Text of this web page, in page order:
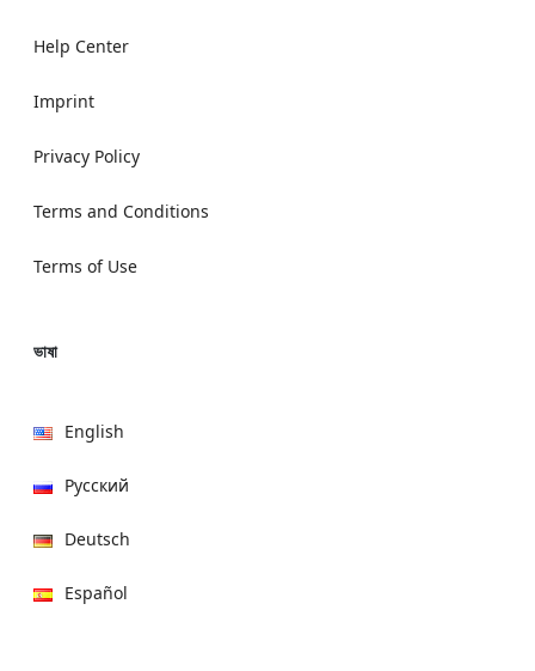
Help Center
Imprint
Privacy Policy
Terms and Conditions
Terms of Use
ভাষা
English
Русский
Deutsch
Español